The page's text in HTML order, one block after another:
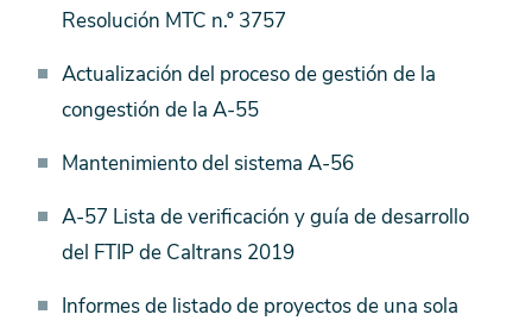
Resolución MTC n.º 3757
Actualización del proceso de gestión de la
congestión de la A-55
Mantenimiento del sistema A-56
A-57 Lista de verificación y guía de desarrollo
del FTIP de Caltrans 2019
Informes de listado de proyectos de una sola